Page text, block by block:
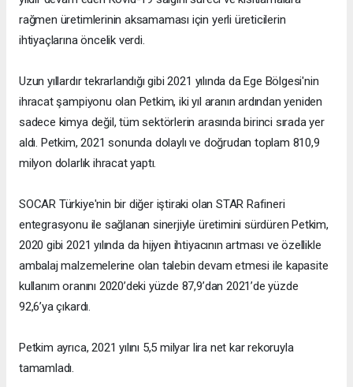
rağmen üretimlerinin aksamaması için yerli üreticilerin
ihtiyaçlarına öncelik verdi.
Uzun yıllardır tekrarlandığı gibi 2021 yılında da Ege Bölgesi'nin
ihracat şampiyonu olan Petkim, iki yıl aranın ardından yeniden
sadece kimya değil, tüm sektörlerin arasında birinci sırada yer
aldı. Petkim, 2021 sonunda dolaylı ve doğrudan toplam 810,9
milyon dolarlık ihracat yaptı.
SOCAR Türkiye'nin bir diğer iştiraki olan STAR Rafineri
entegrasyonu ile sağlanan sinerjiyle üretimini sürdüren Petkim,
2020 gibi 2021 yılında da hijyen ihtiyacının artması ve özellikle
ambalaj malzemelerine olan talebin devam etmesi ile kapasite
kullanım oranını 2020’deki yüzde 87,9’dan 2021’de yüzde
92,6’ya çıkardı.
Petkim ayrıca, 2021 yılını 5,5 milyar lira net kar rekoruyla
tamamladı.